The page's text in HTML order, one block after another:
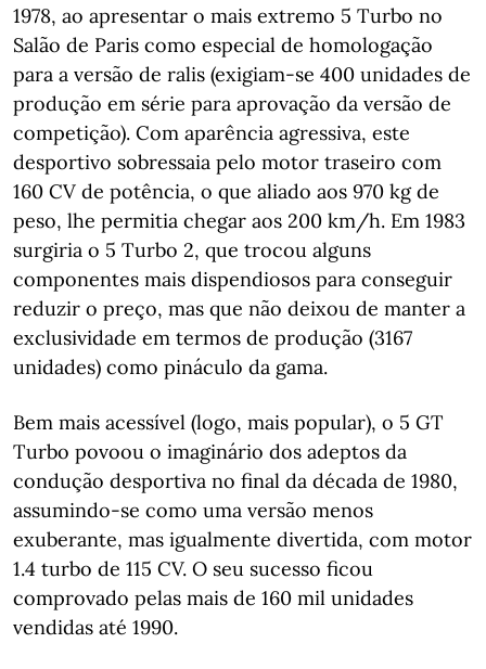
1978, ao apresentar o mais extremo 5 Turbo no
Salão de Paris como especial de homologação
para a versão de ralis (exigiam-se 400 unidades de
produção em série para aprovação da versão de
competição). Com aparência agressiva, este
desportivo sobressaia pelo motor traseiro com
160 CV de potência, o que aliado aos 970 kg de
peso, lhe permitia chegar aos 200 km/h. Em 1983
surgiria o 5 Turbo 2, que trocou alguns
componentes mais dispendiosos para conseguir
reduzir o preço, mas que não deixou de manter a
exclusividade em termos de produção (3167
unidades) como pináculo da gama.
Bem mais acessível (logo, mais popular), o 5 GT
Turbo povoou o imaginário dos adeptos da
condução desportiva no final da década de 1980,
assumindo-se como uma versão menos
exuberante, mas igualmente divertida, com motor
1.4 turbo de 115 CV. O seu sucesso ficou
comprovado pelas mais de 160 mil unidades
vendidas até 1990.